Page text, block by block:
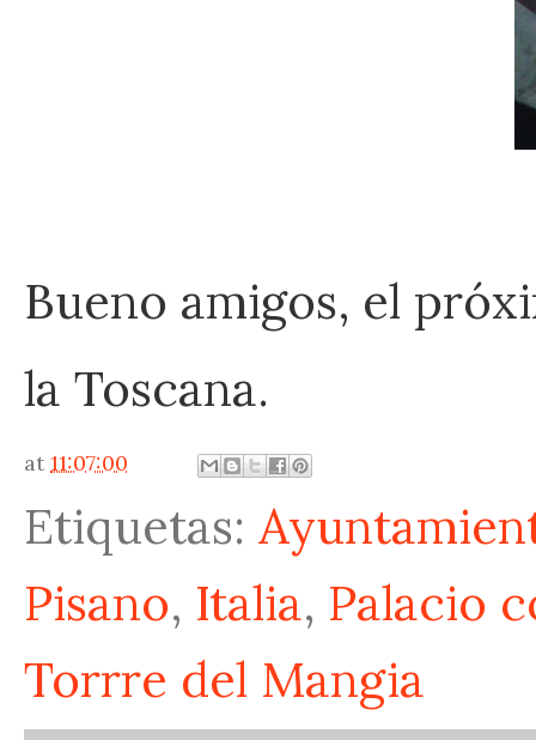
Bueno amigos, el
la Toscana.
at 11:07:00
Etiquetas:
Pisano, Italia, Palacio
Torrre del Mangia